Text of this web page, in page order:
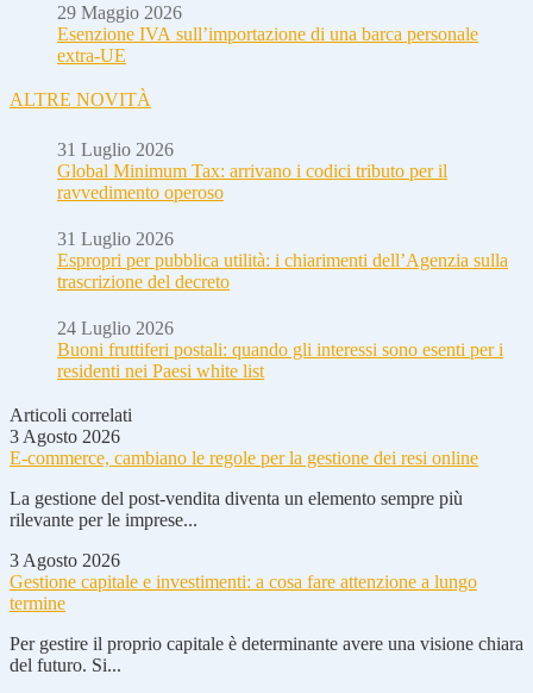
29 Maggio 2026
Esenzione IVA sull’importazione di una barca personale
extra-UE
ALTRE NOVITÀ
31 Luglio 2026
Global Minimum Tax: arrivano i codici tributo per il
ravvedimento operoso
31 Luglio 2026
Espropri per pubblica utilità: i chiarimenti dell’Agenzia sulla
trascrizione del decreto
24 Luglio 2026
Buoni fruttiferi postali: quando gli interessi sono esenti per i
residenti nei Paesi white list
Articoli correlati
3 Agosto 2026
E-commerce, cambiano le regole per la gestione dei resi online
La gestione del post-vendita diventa un elemento sempre più
rilevante per le imprese...
3 Agosto 2026
Gestione capitale e investimenti: a cosa fare attenzione a lungo
termine
Per gestire il proprio capitale è determinante avere una visione chiara
del futuro. Si...